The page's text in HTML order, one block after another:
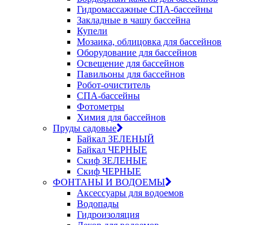
Гидромассажные СПА-бассейны
Закладные в чашу бассейна
Купели
Мозаика, облицовка для бассейнов
Оборудование для бассейнов
Освещение для бассейнов
Павильоны для бассейнов
Робот-очиститель
СПА-бассейны
Фотометры
Химия для бассейнов
Пруды садовые
Байкал ЗЕЛЕНЫЙ
Байкал ЧЕРНЫЕ
Скиф ЗЕЛЕНЫЕ
Скиф ЧЕРНЫЕ
ФОНТАНЫ И ВОДОЕМЫ
Аксессуары для водоемов
Водопады
Гидроизоляция